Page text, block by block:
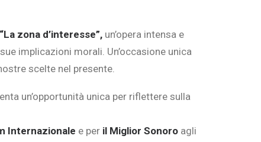
“La zona d’interesse”, un’opera intensa e
implicazioni morali. Un’occasione unica
scelte nel presente.
un’opportunità unica per riflettere sulla
Internazionale e per il Miglior Sonoro agli